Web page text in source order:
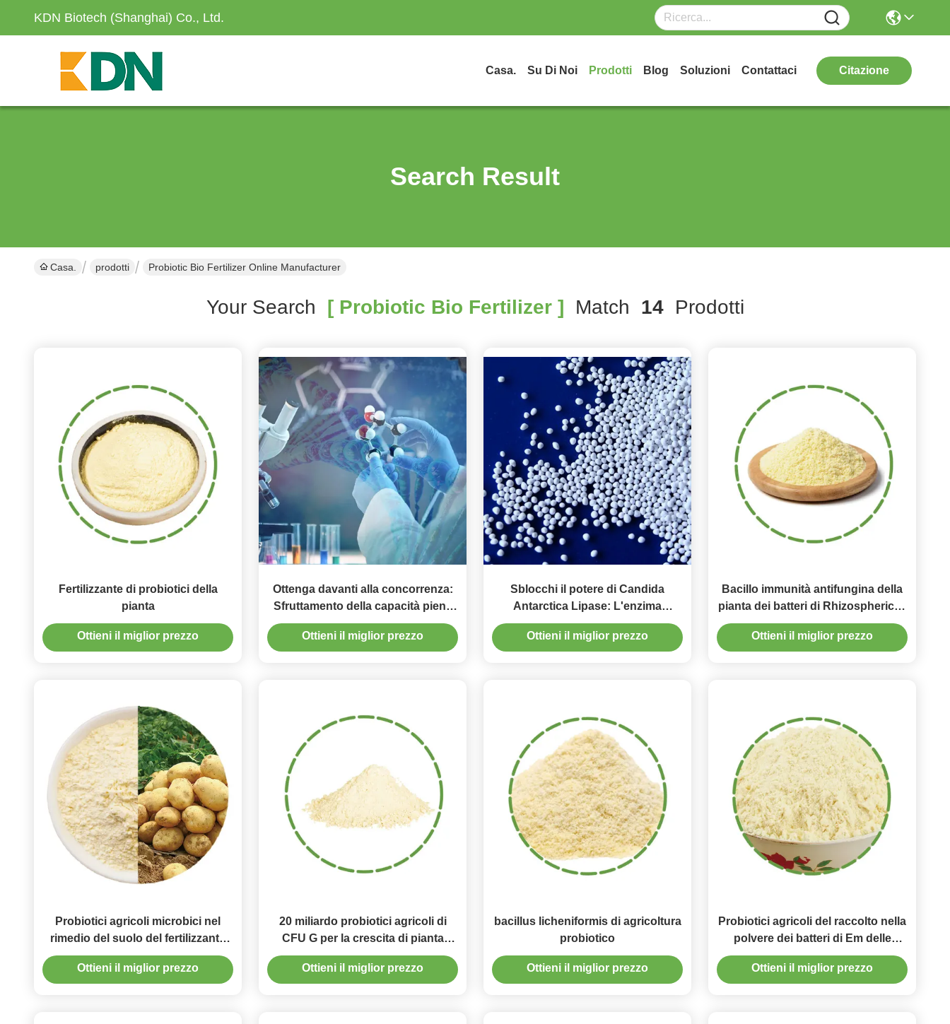
KDN Biotech (Shanghai) Co., Ltd.
Casa. Su Di Noi Prodotti Blog Soluzioni Contattaci Citazione
Search Result
Casa. prodotti Probiotic Bio Fertilizer Online Manufacturer
Your Search [ Probiotic Bio Fertilizer ] Match 14Prodotti
Fertilizzante di probiotici della
pianta
Ottieni il miglior prezzo
Ottenga davanti alla concorrenza:
Sfruttamento della capacità piena
di Candida Antarctica Lipase B
Ottieni il miglior prezzo
Sblocchi il potere di Candida
Antarctica Lipase: L'enzima
versatile per le applicazioni
industriali
Ottieni il miglior prezzo
Bacillo immunità antifungina della
pianta dei batteri di Rhizospheric di
probiotici di Amyloliquefaciens
Ottieni il miglior prezzo
Probiotici agricoli microbici nel
rimedio del suolo del fertilizzante
dei raccolti
Ottieni il miglior prezzo
20 miliardo probiotici agricoli di
CFU G per la crescita di pianta
migliorano il rendimento agricolo
Ottieni il miglior prezzo
bacillus licheniformis di agricoltura
probiotico
Ottieni il miglior prezzo
Probiotici agricoli del raccolto nella
polvere dei batteri di Em delle
piante
Ottieni il miglior prezzo